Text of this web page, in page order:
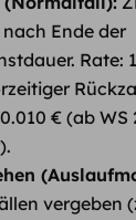
Ende der
Rate:
€ (ab WS
vergeben